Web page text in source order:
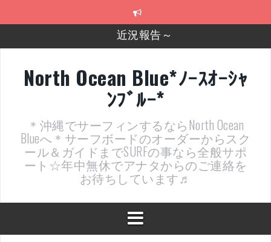
2026年明けました〜
近況報告ww
ヤッチマッターーーー！！！
支部長就任報告と支部予選・検定開催決定！
North Ocean Blue*ﾉｰｽｵｰｼｬ
ﾝﾌﾞﾙｰ*
＊沖縄でサーフィンするならNorth Ocean
Blueへ＊サーフボードのオーダーからスク
ール＆ガイドまでSURFの事なら全般サポ
ート☆年中無休でアナタからのご連絡を
お待ちしています♬